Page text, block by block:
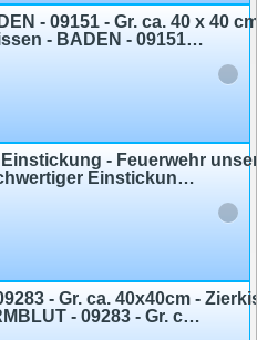
Dekokissen Kissen - BADEN - 09151 - Gr. ca. 40 x 40 cm mit Füllung edler Druck - Dekokissen Autokissen
Kissen mit hochwertiger Einstickung - Feuerwehr unser Leben - 09200 dunkelblau
KISSEN - WARMBLUT - 09283 - Gr. ca. 40x40cm - Zierkissen Autokissen - © Kollektion Bötzel